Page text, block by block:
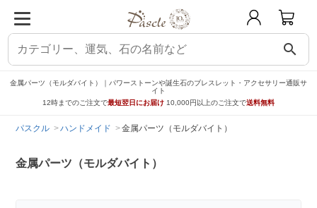
search
金属パーツ（モルダバイト）｜パワーストーンや誕生石のブレスレット・アクセサリー通販サ
イト
12時までのご注文で最短翌日にお届け 10,000円以上のご注文で送料無料
パスクル ハンドメイド 金属パーツ（モルダバイト）
金属パーツ（モルダバイト）